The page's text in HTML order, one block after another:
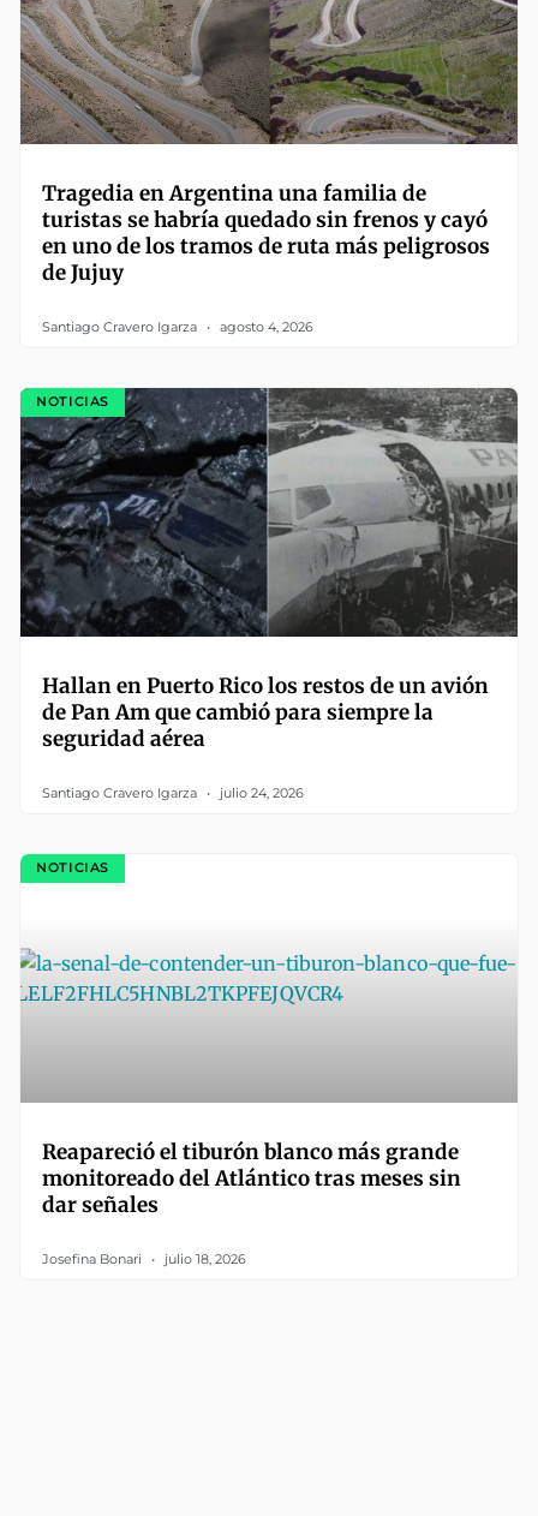
Tragedia en Argentina una familia de
turistas se habría quedado sin frenos y cayó
en uno de los tramos de ruta más peligrosos
de Jujuy
Santiago Cravero Igarza agosto 4, 2026
NOTICIAS
Hallan en Puerto Rico los restos de un avión
de Pan Am que cambió para siempre la
seguridad aérea
Santiago Cravero Igarza julio 24, 2026
NOTICIAS
Reapareció el tiburón blanco más grande
monitoreado del Atlántico tras meses sin
dar señales
Josefina Bonari julio 18, 2026